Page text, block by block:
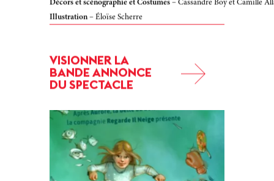
Décors et scénographie et Costumes – Cassandre Boy et Camille
Illustration – Éloïse Scherre
VISIONNER LA
BANDE ANNONCE
DU SPECTACLE